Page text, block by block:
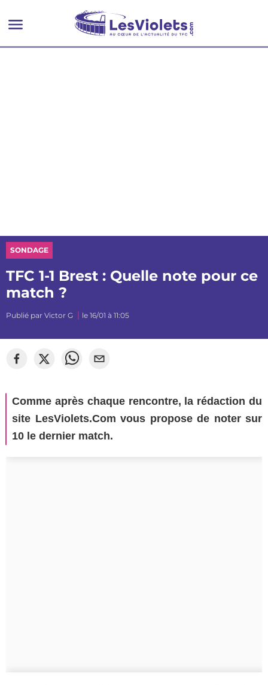
SONDAGE
TFC 1-1 Brest : Quelle note pour ce
match ?
Publié par Victor G le 16/01 à 11:05
Comme après chaque rencontre, la rédaction du
site LesViolets.Com vous propose de noter sur
10 le dernier match.